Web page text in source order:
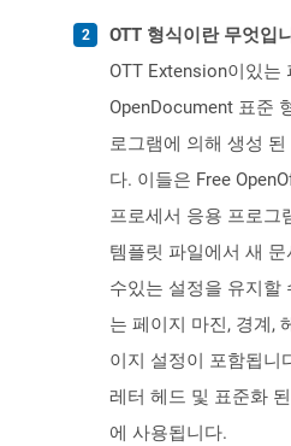
OTT 형식이란 무엇입
OTT Extension이있는
OpenDocument 표준
로그램에 의해 생성
다. 이들은 Free
프로세서 응용 프로그
템플릿 파일에서 새
수있는 설정을 유지할
는 페이지 마진, 경계,
이지 설정이 포함됩니
레터 헤드 및 표준화
에 사용됩니다.